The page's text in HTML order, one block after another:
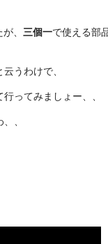
、 三個一で使える部
うわけで、
行ってみましょー、、
、